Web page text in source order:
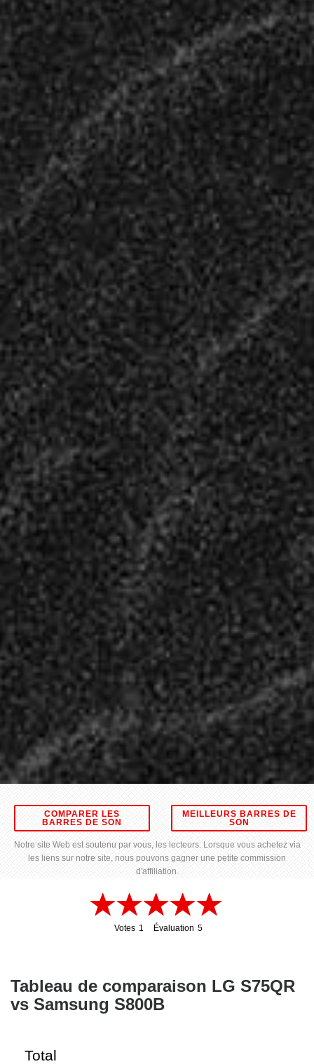
COMPARER LES
BARRES DE SON
MEILLEURS BARRES DE
SON
Notre site Web est soutenu par vous, les lecteurs. Lorsque vous achetez via
les liens sur notre site, nous pouvons gagner une petite commission
d'affiliation.
Votes 1
Évaluation 5
Tableau de comparaison LG S75QR
vs Samsung S800B
Total